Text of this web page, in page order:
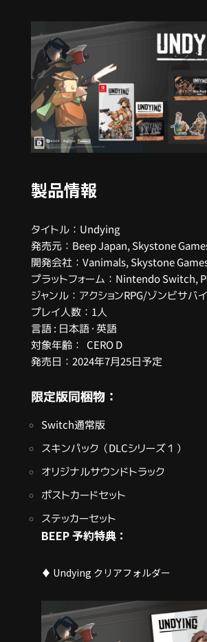
製品情報
タイトル：Undying
発売元：Beep Japan, Skystone
開発会社：Vanimals, Skystone
プラットフォーム：Nintendo Switch,
ジャンル：アクションRPG/ゾンビサバ
プレイ人数：1人
言語 : 日本語・英語
対象年齢： CERO D
発売日：2024年7月25日予定
限定版同梱物：
Switch通常版
スキンパック（DLCシリーズ１）
オリジナルサウンドトラック
ポストカードセット
ステッカーセット
BEEP 予約特典：
♦ Undying クリアフォルダー